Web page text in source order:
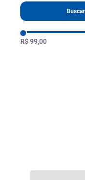
Buscar
R$ 99,00